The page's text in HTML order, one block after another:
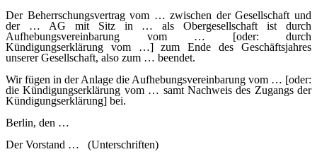
Der Beherrschungsvertrag vom … zwischen der Gesellschaft und
der … AG mit Sitz in … als Obergesellschaft ist durch
Aufhebungsvereinbarung vom … [oder: durch
Kündigungserklärung vom …] zum Ende des Geschäftsjahres
unserer Gesellschaft, also zum … beendet.
Wir fügen in der Anlage die Aufhebungsvereinbarung vom … [oder:
die Kündigungserklärung vom … samt Nachweis des Zugangs der
Kündigungserklärung] bei.
Berlin, den …
Der Vorstand … (Unterschriften)